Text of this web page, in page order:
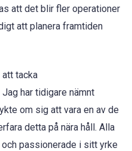
att det blir fler operationer
att planera framtiden
tacka
har tidigare nämnt
om sig att vara en av de
detta på nära håll. Alla
passionerade i sitt yrke